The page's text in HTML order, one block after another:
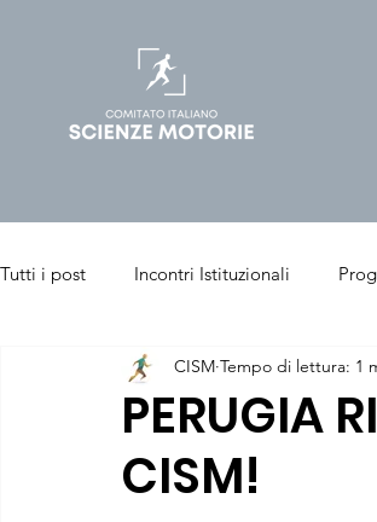
Tutti i post Incontri Istituzionali
Salute & Benessere Sport &
Chinesiologia Clinica
PERUGIA
CISM!
CISM Tempo di lettura: 1